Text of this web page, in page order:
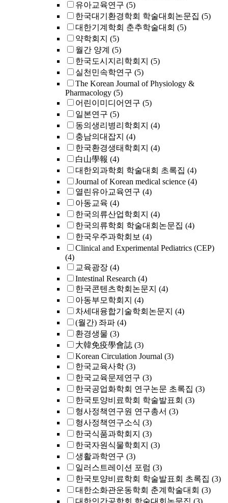
유아교육연구 (5)
한국대기환경학회 학술대회논문집 (5)
대한기계학회 춘추학술대회 (5)
약학회지 (5)
월간 양계 (5)
한국도시지리학회지 (5)
실천민속학연구 (5)
The Korean Journal of Physiology &
Pharmacology (5)
어린이미디어연구 (5)
일본연구 (5)
동의생리병리학회지 (4)
충남의대잡지 (4)
한국환경생태학회지 (4)
白山學報 (4)
대한외과학회 학술대회 초록집 (4)
Journal of Korean medical science (4)
열린유아교육연구 (4)
아동교육 (4)
한국의류산업학회지 (4)
한국의류학회 학술대회논문집 (4)
한국우주과학회보 (4)
Clinical and Experimental Pediatrics (CEP)
(4)
교육광장 (4)
Intestinal Research (4)
한국콘텐츠학회논문지 (4)
아동부모학회지 (4)
차세대융합기술학회논문지 (4)
(월간) 좌파 (4)
환경생물 (3)
大韓免疫學會誌 (3)
Korean Circulation Journal (3)
한국교육사학 (3)
한국교육문제연구 (3)
한국공업화학회 연구논문 초록집 (3)
한국토양비료학회 학술발표회 (3)
형사정책연구원 연구총서 (3)
형사정책연구소식 (3)
한국식품과학회지 (3)
한국자원식물학회지 (3)
생활과학연구 (3)
일러스트레이션 포럼 (3)
한국토양비료학회 학술발표회 초록집 (3)
대한소화관운동학회 춘계학술대회 (3)
대한인간공학회 학술대회논문집 (3)